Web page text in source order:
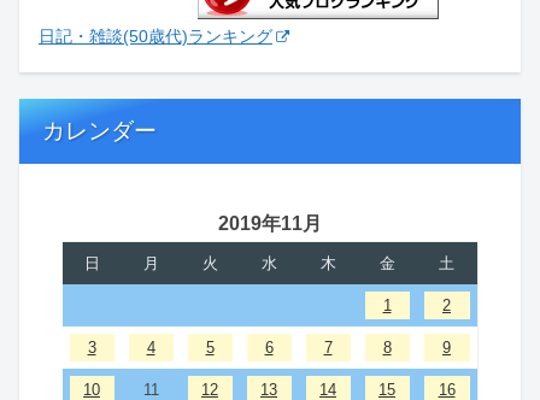
日記・雑談(50歳代)ランキング
カレンダー
2019年11月
日 月 火 水 木 金 土
1 2
3 4 5 6 7 8 9
10 11 12 13 14 15 16